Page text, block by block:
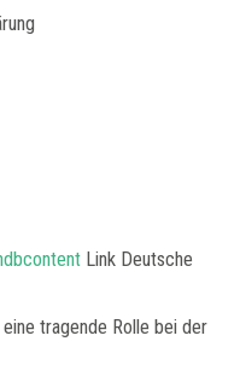
Link Deutsche
tragende Rolle bei der